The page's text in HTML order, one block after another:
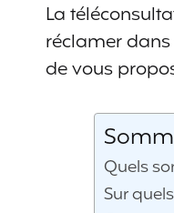
La
réclamer dans
de vous
Quels
Sur